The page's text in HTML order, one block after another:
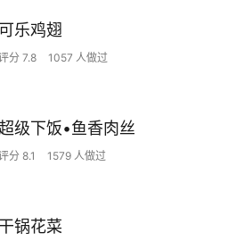
可乐鸡翅
分 7.8 1057 人做过
超级下饭•鱼香肉丝
分 8.1 1579 人做过
干锅花菜